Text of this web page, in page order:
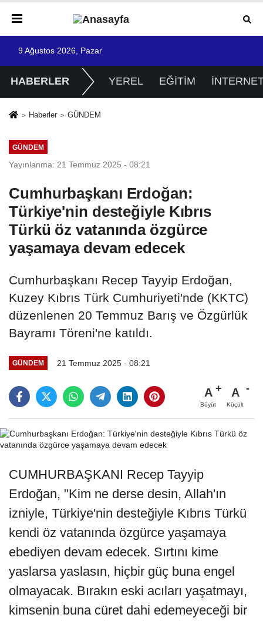
9 Ağustos 2026, Pazar
HABERLER YEREL EĞİTİM
Haberler GÜNDEM
GÜNDEM
Yayınlanma: 21 Temmuz 2025 - 08:21
Cumhurbaşkanı Erdoğan:
Türkiye'nin desteğiyle Kıbrıs
Türkü öz vatanında özgürce
yaşamaya devam edecek
Cumhurbaşkanı Recep Tayyip Erdoğan,
Kuzey Kıbrıs Türk Cumhuriyeti'nde (KKTC)
düzenlenen 20 Temmuz Barış ve Özgürlük
Bayramı Töreni'ne katıldı.
GÜNDEM 21 Temmuz 2025 - 08:21
A
Büyüt
A
Küçült
CUMHURBAŞKANI Recep Tayyip
Erdoğan, "Kim ne derse desin, Allah'ın
izniyle, Türkiye'nin desteğiyle Kıbrıs Türkü
kendi öz vatanında özgürce yaşamaya
ebediyen devam edecek. Sırtını kime
yaslarsa yaslasın, hiçbir güç buna engel
olmayacak. Bırakın eski acıları yaşatmayı,
kimsenin buna cüret dahi edemeyeceği bir